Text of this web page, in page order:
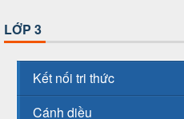
LỚP 3
Kết nối tri thức
Cánh diều